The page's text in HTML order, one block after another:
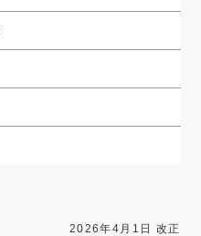
2026年4月1日 改正